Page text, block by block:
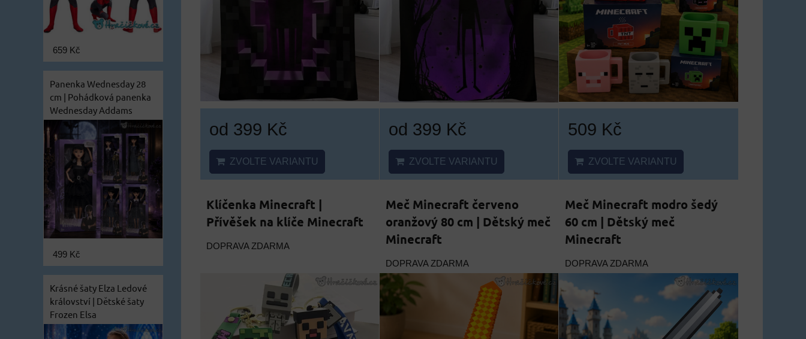
od 399 Kč
ZVOLTE VARIANTU
od 399 Kč
ZVOLTE VARIANTU
509 Kč
ZVOLTE VARIANTU
Klíčenka Minecraft |
Přívěšek na klíče Minecraft
DOPRAVA ZDARMA
Meč Minecraft červeno
oranžový 80 cm | Dětský meč
Minecraft
DOPRAVA ZDARMA
Meč Minecraft modro šedý
60 cm | Dětský meč
Minecraft
DOPRAVA ZDARMA
659 Kč
Panenka Wednesday 28
cm | Pohádková panenka
Wednesday Addams
499 Kč
Krásné šaty Elza Ledové
království | Dětské šaty
Frozen Elsa